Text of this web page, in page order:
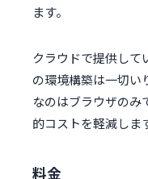
ます。
クラウドで提供して
の環境構築は一切
なのはブラウザのみ
的コストを軽減しま
料金